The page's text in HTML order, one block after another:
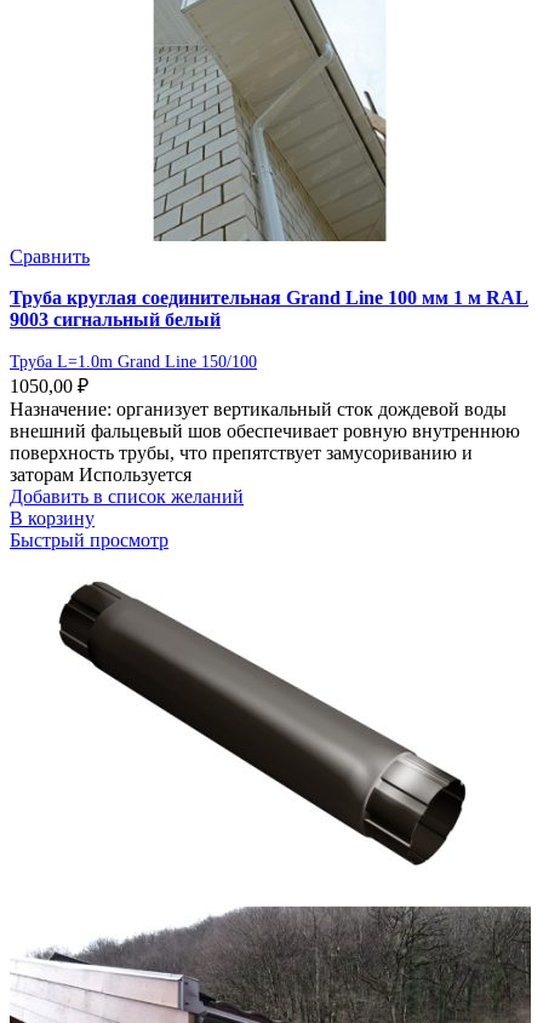
Сравнить
Труба круглая соединительная Grand Line 100 мм 1 м RAL
9003 сигнальный белый
Труба L=1.0m Grand Line 150/100
1050,00 ₽
Назначение: организует вертикальный сток дождевой воды
внешний фальцевый шов обеспечивает ровную внутреннюю
поверхность трубы, что препятствует замусориванию и
заторам Используется
Добавить в список желаний
В корзину
Быстрый просмотр